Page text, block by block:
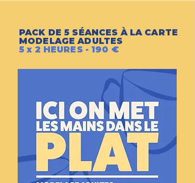
PACK DE 5 SÉANCES À LA CARTE
MODELAGE ADULTES
5 x 2 HEURES - 190 €